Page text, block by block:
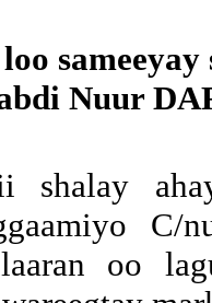
Nuur
shalay
C/
oo